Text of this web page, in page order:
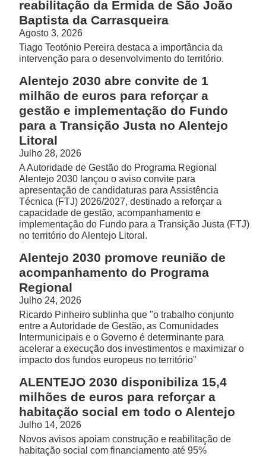
reabilitação da Ermida de São João
Baptista da Carrasqueira
Agosto 3, 2026
Tiago Teotónio Pereira destaca a importância da
intervenção para o desenvolvimento do território.
Alentejo 2030 abre convite de 1
milhão de euros para reforçar a
gestão e implementação do Fundo
para a Transição Justa no Alentejo
Litoral
Julho 28, 2026
A Autoridade de Gestão do Programa Regional
Alentejo 2030 lançou o aviso convite para
apresentação de candidaturas para Assistência
Técnica (FTJ) 2026/2027, destinado a reforçar a
capacidade de gestão, acompanhamento e
implementação do Fundo para a Transição Justa (FTJ)
no território do Alentejo Litoral.
Alentejo 2030 promove reunião de
acompanhamento do Programa
Regional
Julho 24, 2026
Ricardo Pinheiro sublinha que "o trabalho conjunto
entre a Autoridade de Gestão, as Comunidades
Intermunicipais e o Governo é determinante para
acelerar a execução dos investimentos e maximizar o
impacto dos fundos europeus no território"
ALENTEJO 2030 disponibiliza 15,4
milhões de euros para reforçar a
habitação social em todo o Alentejo
Julho 14, 2026
Novos avisos apoiam construção e reabilitação de
habitação social com financiamento até 95%